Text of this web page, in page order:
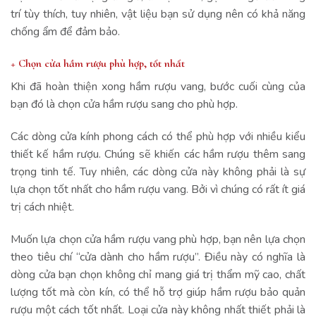
trí tùy thích, tuy nhiên, vật liệu bạn sử dụng nên có khả năng
chống ẩm để đảm bảo.
+ Chọn cửa hầm rượu phù hợp, tốt nhất
Khi đã hoàn thiện xong hầm rượu vang, bước cuối cùng của
bạn đó là chọn cửa hầm rượu sang cho phù hợp.
Các dòng cửa kính phong cách có thể phù hợp với nhiều kiểu
thiết kế hầm rượu. Chúng sẽ khiến các hầm rượu thêm sang
trọng tinh tế. Tuy nhiên, các dòng cửa này không phải là sự
lựa chọn tốt nhất cho hầm rượu vang. Bởi vì chúng có rất ít giá
trị cách nhiệt.
Muốn lựa chọn cửa hầm rượu vang phù hợp, bạn nên lựa chọn
theo tiêu chí “cửa dành cho hầm rượu”. Điều này có nghĩa là
dòng cửa bạn chọn không chỉ mang giá trị thẩm mỹ cao, chất
lượng tốt mà còn kín, có thể hỗ trợ giúp hầm rượu bảo quản
rượu một cách tốt nhất. Loại cửa này không nhất thiết phải là